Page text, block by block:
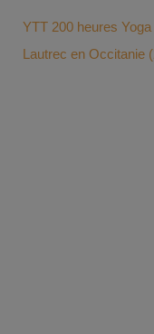
YTT 200 heures
Lautrec en Occitanie